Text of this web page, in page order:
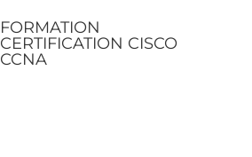
FORMATION
CERTIFICATION CISCO
CCNA